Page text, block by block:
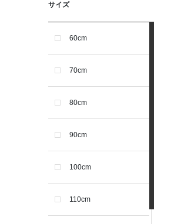
サイズ
60cm
70cm
80cm
90cm
100cm
110cm